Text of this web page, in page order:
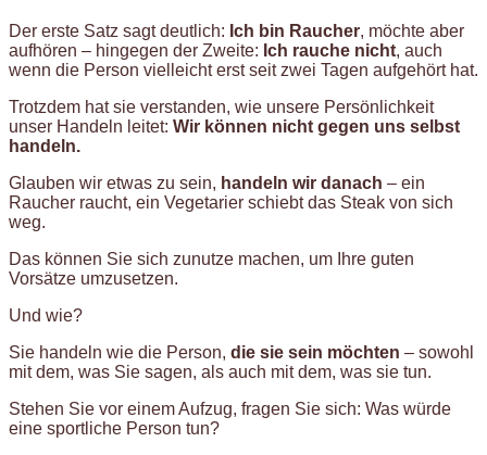
Der erste Satz sagt deutlich: Ich bin Raucher, möchte aber
aufhören – hingegen der Zweite: Ich rauche nicht, auch
wenn die Person vielleicht erst seit zwei Tagen aufgehört hat.
Trotzdem hat sie verstanden, wie unsere Persönlichkeit
unser Handeln leitet: Wir können nicht gegen uns selbst
handeln.
Glauben wir etwas zu sein, handeln wir danach – ein
Raucher raucht, ein Vegetarier schiebt das Steak von sich
weg.
Das können Sie sich zunutze machen, um Ihre guten
Vorsätze umzusetzen.
Und wie?
Sie handeln wie die Person, die sie sein möchten – sowohl
mit dem, was Sie sagen, als auch mit dem, was sie tun.
Stehen Sie vor einem Aufzug, fragen Sie sich: Was würde
eine sportliche Person tun?